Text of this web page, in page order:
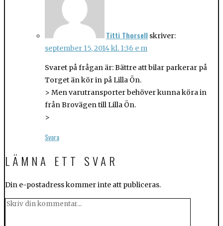
Titti Thorsell skriver:
september 15, 2014 kl. 1:36 e m
Svaret på frågan är: Bättre att bilar parkerar på
Torget än kör in på Lilla Ön.
> Men varutransporter behöver kunna köra in
från Brovägen till Lilla Ön.
>
Svara
LÄMNA ETT SVAR
Din e-postadress kommer inte att publiceras.